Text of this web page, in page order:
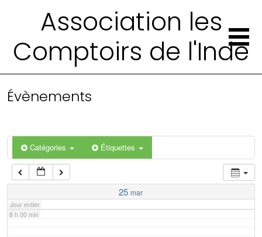
Association les
Comptoirs de l'Inde
Évènements
Catégories Étiquettes
25 mar
Jour entier
4 h 00 min
6 h 00 min
7 h 00 min
8 h 00 min